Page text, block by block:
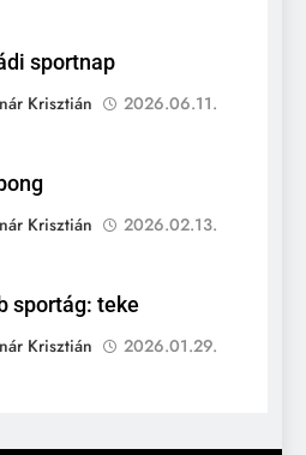
sportnap
Krisztián
2026.06.11.
Krisztián
2026.02.13.
sportág: teke
Krisztián
2026.01.29.